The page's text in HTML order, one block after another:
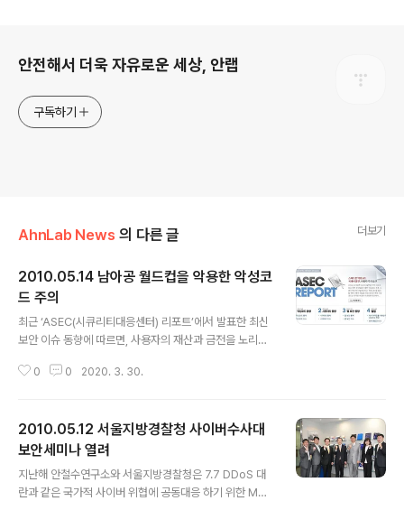
안전해서 더욱 자유로운 세상, 안랩
구독하기
AhnLab News 의 다른 글 더보기
2010.05.14 남아공 월드컵을 악용한 악성코
드 주의
최근 ‘ASEC(시큐리티대응센터) 리포트’에서 발표한 최신
보안 이슈 동향에 따르면, 사용자의 재산과 금전을 노리는
수 757만 여건에 비해 약 26% 증가한 1,030만 여건으로
증가할 것으로 예상되어 사용자들의 주의가 요망됩니다.
특히, 오는 6월 개최되는 2010 남아공 월드컵 관련 내용
의 메일로 위장해 어도비 아크로벳 리더의 특정 이미지(TI
FF) 파싱(Parsing, 구문분석) 관련 취약점을 악용하는 악
0 0 2020. 3. 30.
2010.05.12 서울지방경찰청 사이버수사대
보안세미나 열려
지난해 안철수연구소와 서울지방경찰청은 7.7 DDoS 대
란과 같은 국가적 사이버 위협에 공동대응 하기 위한 MO